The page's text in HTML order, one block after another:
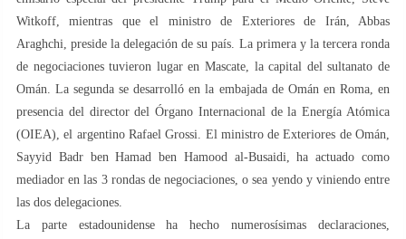
Witkoff, mientras que el ministro de Exteriores de Irán, Abbas
Araghchi, preside la delegación de su país. La primera y la tercera ronda
de negociaciones tuvieron lugar en Mascate, la capital del sultanato de
Omán. La segunda se desarrolló en la embajada de Omán en Roma, en
presencia del director del Órgano Internacional de la Energía Atómica
(OIEA), el argentino Rafael Grossi. El ministro de Exteriores de Omán,
Sayyid Badr ben Hamad ben Hamood al-Busaidi, ha actuado como
mediador en las 3 rondas de negociaciones, o sea yendo y viniendo entre
las dos delegaciones.
La parte estadounidense ha hecho numerosísimas declaraciones,